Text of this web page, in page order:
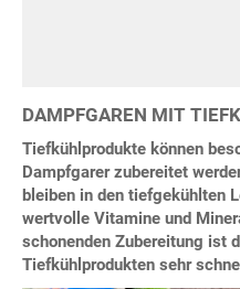
DAMPFGAREN MIT
Tiefkühlprodukte können
Dampfgarer zubereitet
bleiben in den tiefgekühlten
wertvolle Vitamine und
schonenden Zubereitung ist
Tiefkühlprodukten sehr